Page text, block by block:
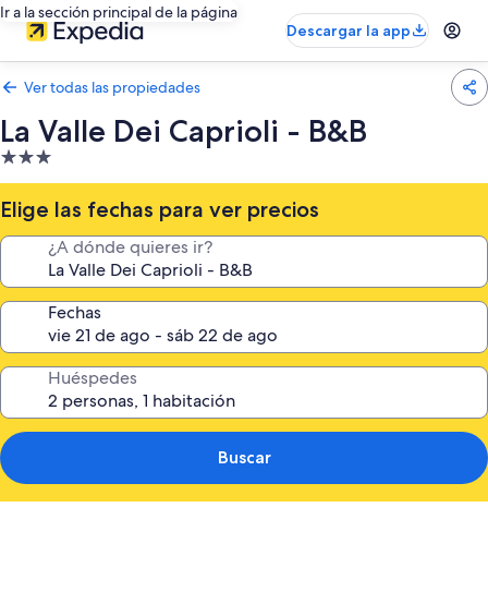
Ir a la sección principal de la página
Descargar la app
Ver todas las propiedades
La Valle Dei Caprioli - B&B
Propiedad
de
3.0
estrellas
Elige las fechas para ver precios
¿A dónde quieres ir?
Fechas
Huéspedes
Buscar